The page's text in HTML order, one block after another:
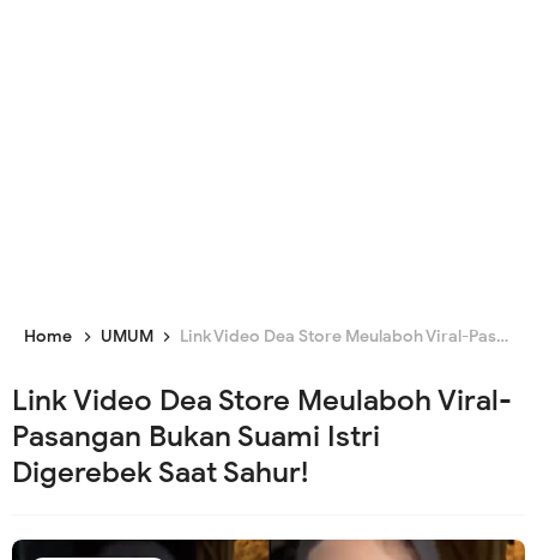
Home UMUM Link Video Dea Store Meulaboh Viral-Pasangan Bukan Suami Istri Digerebek Saat Sahur!
Link Video Dea Store Meulaboh Viral-
Pasangan Bukan Suami Istri
Digerebek Saat Sahur!